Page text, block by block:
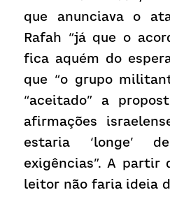
que anunciava o
Rafah “já que o
fica aquém do
que “o grupo
“aceitado” a
afirmações
estaria ‘longe’
exigências”. A partir
leitor não faria ideia